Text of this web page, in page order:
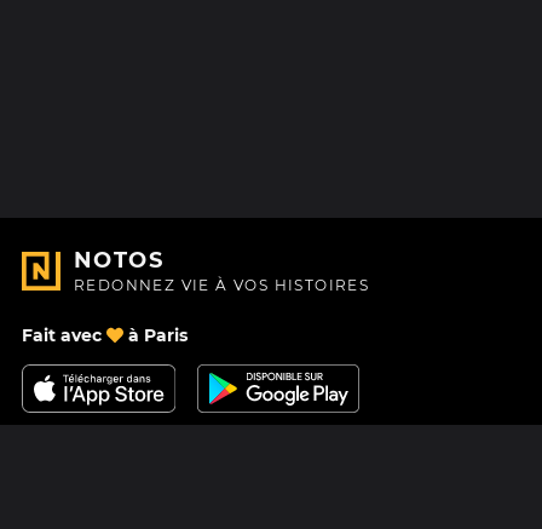
NOTOS
REDONNEZ VIE À VOS HISTOIRES
Fait avec à Paris